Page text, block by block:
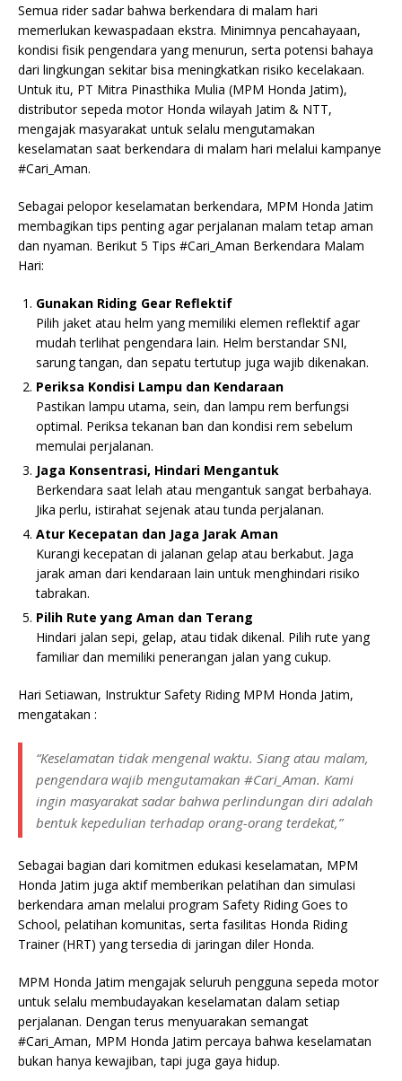
Semua rider sadar bahwa berkendara di malam hari
memerlukan kewaspadaan ekstra. Minimnya pencahayaan,
kondisi fisik pengendara yang menurun, serta potensi bahaya
dari lingkungan sekitar bisa meningkatkan risiko kecelakaan.
Untuk itu, PT Mitra Pinasthika Mulia (MPM Honda Jatim),
distributor sepeda motor Honda wilayah Jatim & NTT,
mengajak masyarakat untuk selalu mengutamakan
keselamatan saat berkendara di malam hari melalui kampanye
#Cari_Aman.
Sebagai pelopor keselamatan berkendara, MPM Honda Jatim
membagikan tips penting agar perjalanan malam tetap aman
dan nyaman. Berikut 5 Tips #Cari_Aman Berkendara Malam
Hari:
Gunakan Riding Gear Reflektif
Pilih jaket atau helm yang memiliki elemen reflektif agar
mudah terlihat pengendara lain. Helm berstandar SNI,
sarung tangan, dan sepatu tertutup juga wajib dikenakan.
Periksa Kondisi Lampu dan Kendaraan
Pastikan lampu utama, sein, dan lampu rem berfungsi
optimal. Periksa tekanan ban dan kondisi rem sebelum
memulai perjalanan.
Jaga Konsentrasi, Hindari Mengantuk
Berkendara saat lelah atau mengantuk sangat berbahaya.
Jika perlu, istirahat sejenak atau tunda perjalanan.
Atur Kecepatan dan Jaga Jarak Aman
Kurangi kecepatan di jalanan gelap atau berkabut. Jaga
jarak aman dari kendaraan lain untuk menghindari risiko
tabrakan.
Pilih Rute yang Aman dan Terang
Hindari jalan sepi, gelap, atau tidak dikenal. Pilih rute yang
familiar dan memiliki penerangan jalan yang cukup.
Hari Setiawan, Instruktur Safety Riding MPM Honda Jatim,
mengatakan :
“Keselamatan tidak mengenal waktu. Siang atau malam,
pengendara wajib mengutamakan #Cari_Aman. Kami
ingin masyarakat sadar bahwa perlindungan diri adalah
bentuk kepedulian terhadap orang-orang terdekat,”
Sebagai bagian dari komitmen edukasi keselamatan, MPM
Honda Jatim juga aktif memberikan pelatihan dan simulasi
berkendara aman melalui program Safety Riding Goes to
School, pelatihan komunitas, serta fasilitas Honda Riding
Trainer (HRT) yang tersedia di jaringan diler Honda.
MPM Honda Jatim mengajak seluruh pengguna sepeda motor
untuk selalu membudayakan keselamatan dalam setiap
perjalanan. Dengan terus menyuarakan semangat
#Cari_Aman, MPM Honda Jatim percaya bahwa keselamatan
bukan hanya kewajiban, tapi juga gaya hidup.